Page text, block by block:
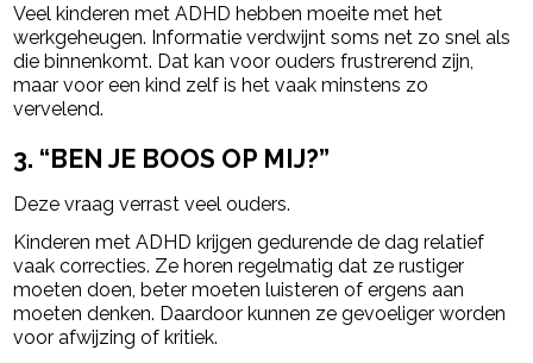
Veel kinderen met ADHD hebben moeite met het
werkgeheugen. Informatie verdwijnt soms net zo snel als
die binnenkomt. Dat kan voor ouders frustrerend zijn,
maar voor een kind zelf is het vaak minstens zo
vervelend.
3. “BEN JE BOOS OP MIJ?”
Deze vraag verrast veel ouders.
Kinderen met ADHD krijgen gedurende de dag relatief
vaak correcties. Ze horen regelmatig dat ze rustiger
moeten doen, beter moeten luisteren of ergens aan
moeten denken. Daardoor kunnen ze gevoeliger worden
voor afwijzing of kritiek.